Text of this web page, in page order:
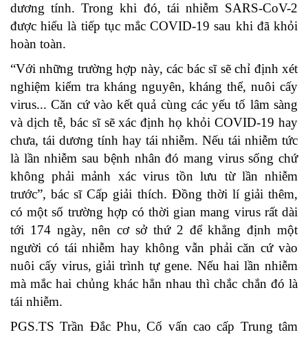
dương tính. Trong khi đó, tái nhiễm SARS-CoV-2
được hiểu là tiếp tục mắc COVID-19 sau khi đã khỏi
hoàn toàn.
“Với những trường hợp này, các bác sĩ sẽ chỉ định xét
nghiệm kiểm tra kháng nguyên, kháng thể, nuôi cấy
virus... Căn cứ vào kết quả cùng các yếu tố lâm sàng
và dịch tễ, bác sĩ sẽ xác định họ khỏi COVID-19 hay
chưa, tái dương tính hay tái nhiễm. Nếu tái nhiễm tức
là lần nhiễm sau bệnh nhân đó mang virus sống chứ
không phải mảnh xác virus tồn lưu từ lần nhiễm
trước”, bác sĩ Cấp giải thích. Đồng thời lí giải thêm,
có một số trường hợp có thời gian mang virus rất dài
tới 174 ngày, nên cơ sở thứ 2 để khẳng định một
người có tái nhiễm hay không vẫn phải căn cứ vào
nuôi cấy virus, giải trình tự gene. Nếu hai lần nhiễm
mà mắc hai chủng khác hẳn nhau thì chắc chắn đó là
tái nhiễm.
PGS.TS Trần Đắc Phu, Cố vấn cao cấp Trung tâm